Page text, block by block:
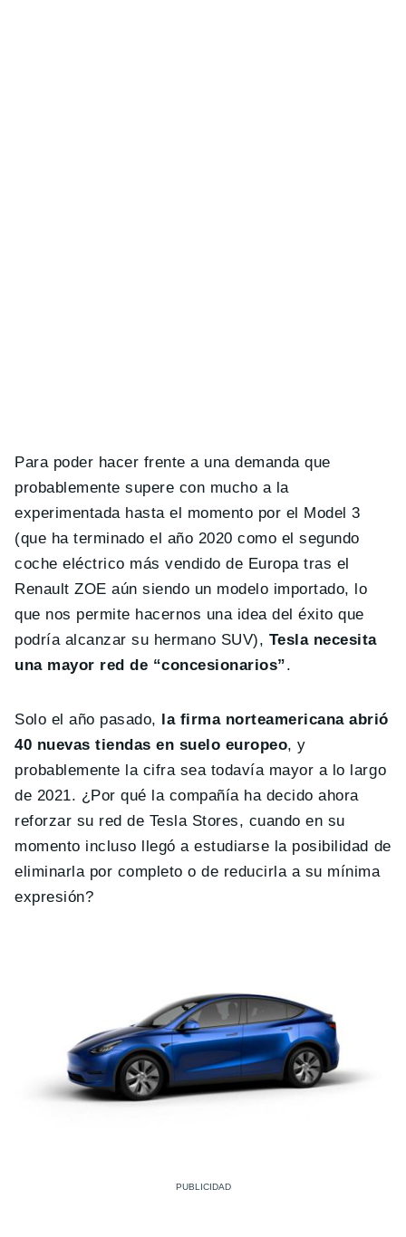
Para poder hacer frente a una demanda que
probablemente supere con mucho a la
experimentada hasta el momento por el Model 3
(que ha terminado el año 2020 como el segundo
coche eléctrico más vendido de Europa tras el
Renault ZOE aún siendo un modelo importado, lo
que nos permite hacernos una idea del éxito que
podría alcanzar su hermano SUV), Tesla necesita
una mayor red de “concesionarios”.
Solo el año pasado, la firma norteamericana abrió
40 nuevas tiendas en suelo europeo, y
probablemente la cifra sea todavía mayor a lo largo
de 2021. ¿Por qué la compañía ha decido ahora
reforzar su red de Tesla Stores, cuando en su
momento incluso llegó a estudiarse la posibilidad de
eliminarla por completo o de reducirla a su mínima
expresión?